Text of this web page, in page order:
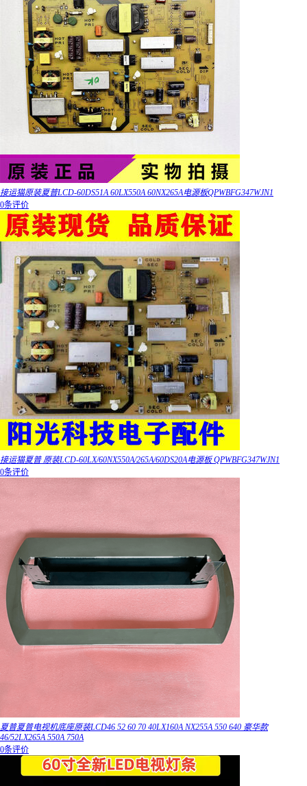
接运猫原装夏普LCD-60DS51A 60LX550A 60NX265A电源板QPWBFG347WJN1
0条评价
接运猫夏普 原装LCD-60LX/60NX550A/265A/60DS20A电源板 QPWBFG347WJN1
0条评价
夏普夏普电视机底座原装LCD46 52 60 70 40LX160A NX255A 550 640 豪华款
46/52LX265A 550A 750A
0条评价